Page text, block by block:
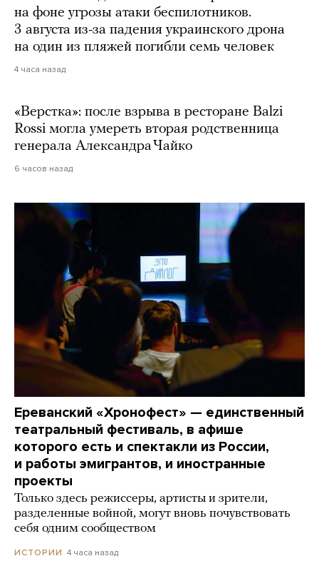
на фоне угрозы атаки беспилотников.
3 августа из-за падения украинского дрона
на один из пляжей погибли семь человек
4 часа назад
«Верстка»: после взрыва в ресторане Balzi
Rossi могла умереть вторая родственница
генерала Александра Чайко
6 часов назад
Ереванский «Хронофест» — единственный
театральный фестиваль, в афише
которого есть и спектакли из России,
и работы эмигрантов, и иностранные
проекты
Только здесь режиссеры, артисты и зрители,
разделенные войной, могут вновь почувствовать
себя одним сообществом
ИСТОРИИ 4 часа назад